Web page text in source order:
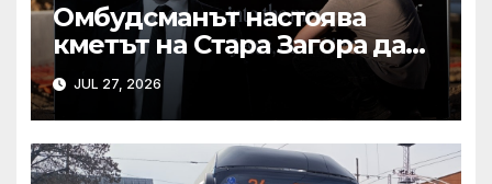
Омбудсманът настоява
кметът на Стара Загора да
отложи събарянето на
постройки в кв. „Лозенец“
JUL 27, 2026